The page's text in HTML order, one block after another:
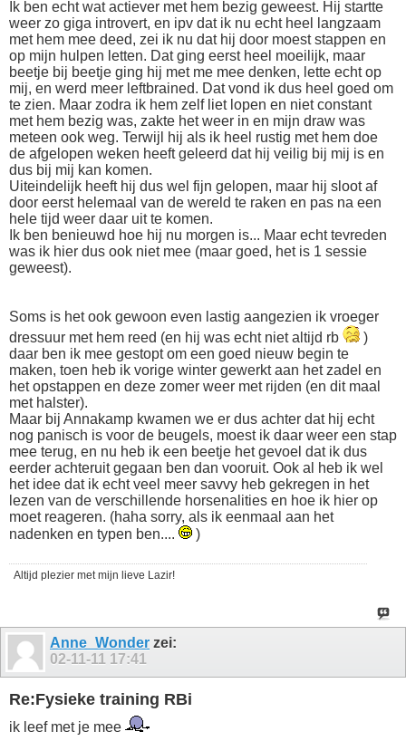
Ik ben echt wat actiever met hem bezig geweest. Hij startte
weer zo giga introvert, en ipv dat ik nu echt heel langzaam
met hem mee deed, zei ik nu dat hij door moest stappen en
op mijn hulpen letten. Dat ging eerst heel moeilijk, maar
beetje bij beetje ging hij met me mee denken, lette echt op
mij, en werd meer leftbrained. Dat vond ik dus heel goed om
te zien. Maar zodra ik hem zelf liet lopen en niet constant
met hem bezig was, zakte het weer in en mijn draw was
meteen ook weg. Terwijl hij als ik heel rustig met hem doe
de afgelopen weken heeft geleerd dat hij veilig bij mij is en
dus bij mij kan komen.
Uiteindelijk heeft hij dus wel fijn gelopen, maar hij sloot af
door eerst helemaal van de wereld te raken en pas na een
hele tijd weer daar uit te komen.
Ik ben benieuwd hoe hij nu morgen is... Maar echt tevreden
was ik hier dus ook niet mee (maar goed, het is 1 sessie
geweest).
Soms is het ook gewoon even lastig aangezien ik vroeger
dressuur met hem reed (en hij was echt niet altijd rb
)
daar ben ik mee gestopt om een goed nieuw begin te
maken, toen heb ik vorige winter gewerkt aan het zadel en
het opstappen en deze zomer weer met rijden (en dit maal
met halster).
Maar bij Annakamp kwamen we er dus achter dat hij echt
nog panisch is voor de beugels, moest ik daar weer een stap
mee terug, en nu heb ik een beetje het gevoel dat ik dus
eerder achteruit gegaan ben dan vooruit. Ook al heb ik wel
het idee dat ik echt veel meer savvy heb gekregen in het
lezen van de verschillende horsenalities en hoe ik hier op
moet reageren. (haha sorry, als ik eenmaal aan het
nadenken en typen ben....
)
Altijd plezier met mijn lieve Lazir!
Anne_Wonder zei:
02-11-11 17:41
Re:Fysieke training RBi
ik leef met je mee